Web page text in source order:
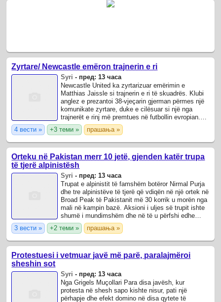
Zyrtare/ Newcastle emëron trajnerin e ri
Syri - пред: 13 часа
Newcastle United ka zyrtarizuar emërimin e
Matthias Jaissle si trajnerin e ri të skuadrës. Klubi
anglez e prezantoi 38-vjeçarin gjerman përmes një
komunikate zyrtare, duke e cilësuar si një nga
trajnerët e rinj më premtues në futbollin evropian.
Jaissle mbërrin në “St.
4 вести » +3 теми » прашања »
Orteku në Pakistan merr 10 jetë, gjenden katër trupa
të tjerë alpinistësh
Syri - пред: 13 часа
Trupat e alpinistit të famshëm botëror Nirmal Purja
dhe tre alpinistëve të tjerë që vdiqën në një ortek në
Broad Peak të Pakistanit më 30 korrik u morën nga
mali në kampin bazë. Aksioni i uljes së trupit ishte
shumë i mundimshëm dhe në të u përfshi edhe
ushtria pakistaneze, ...
3 вести » +2 теми » прашања »
Protestuesi i vetmuar javë më parë, paralajmëroi
sheshin sot
Syri - пред: 13 часа
Nga Grigels Muçollari Para disa javësh, kur
protesta në shesh sapo kishte nisur, pati një
përhapje dhe efekt domino në disa qytete të